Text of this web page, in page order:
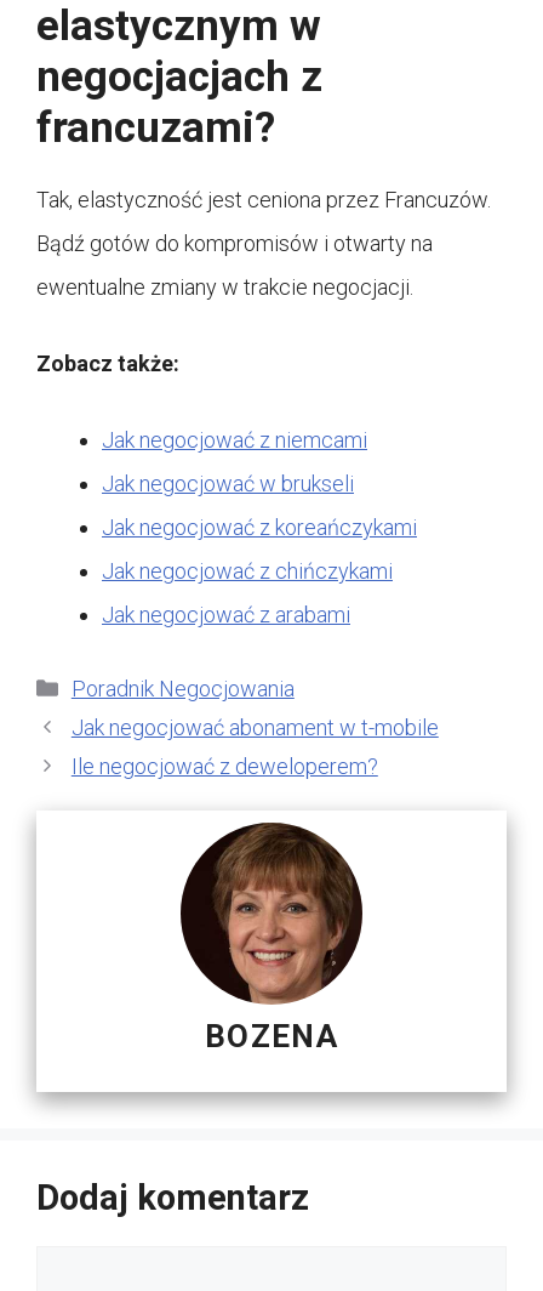
elastycznym w
negocjacjach z
francuzami?
Tak, elastyczność jest ceniona przez Francuzów.
Bądź gotów do kompromisów i otwarty na
ewentualne zmiany w trakcie negocjacji.
Zobacz także:
Jak negocjować z niemcami
Jak negocjować w brukseli
Jak negocjować z koreańczykami
Jak negocjować z chińczykami
Jak negocjować z arabami
Kategorie
Poradnik Negocjowania
Jak negocjować abonament w t-mobile
Ile negocjować z deweloperem?
BOZENA
Dodaj komentarz